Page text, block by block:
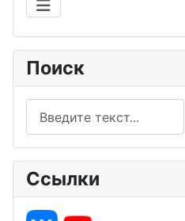
Поиск
Ссылки